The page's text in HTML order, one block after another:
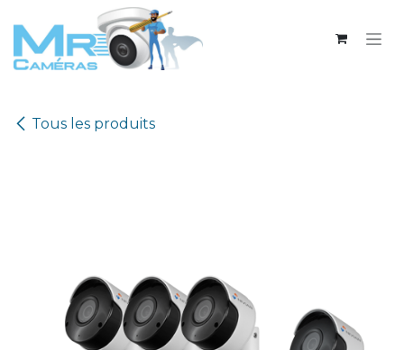
Se rendre au contenu
Tous les produits